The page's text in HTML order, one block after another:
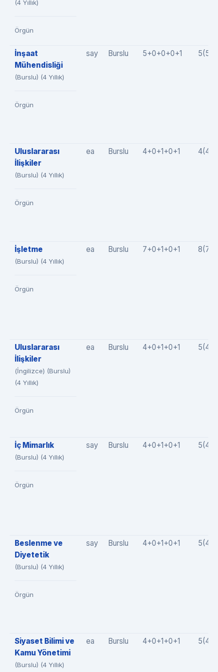
(4 Yıllık)
Örgün
İnşaat
Mühendisliği
(Burslu) (4 Yıllık)
Örgün
say Burslu 5+0+0+0+1
Uluslararası
İlişkiler
(Burslu) (4 Yıllık)
Örgün
ea Burslu 4+0+1+0+1
İşletme
(Burslu) (4 Yıllık)
Örgün
ea Burslu 7+0+1+0+1
Uluslararası
İlişkiler
(İngilizce) (Burslu)
(4 Yıllık)
Örgün
ea Burslu 4+0+1+0+1
İç Mimarlık
(Burslu) (4 Yıllık)
Örgün
say Burslu 4+0+1+0+1
Beslenme ve
Diyetetik
(Burslu) (4 Yıllık)
Örgün
say Burslu 4+0+1+0+1
Siyaset Bilimi ve
Kamu Yönetimi
(Burslu) (4 Yıllık)
ea Burslu 4+0+1+0+1